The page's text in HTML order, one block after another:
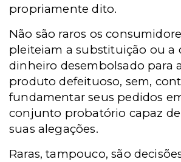
propriamente dito.
Não são raros os
pleiteiam a substituição ou a
dinheiro desembolsado para
produto defeituoso, sem,
fundamentar seus pedidos
conjunto probatório capaz
suas alegações.
Raras, tampouco, são